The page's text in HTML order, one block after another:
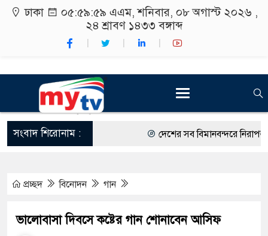
ঢাকা ০৬:০০:০০ এএম, শনিবার, ০৮ অগাস্ট ২০২৬ ,
২৪ শ্রাবণ ১৪৩৩ বঙ্গাব্দ
সংবাদ শিরোনাম : দেশের সব বিমানবন্দরে নিরাপত্তা
প্রচ্ছদ বিনোদন গান
ভালোবাসা দিবসে কষ্টের গান শোনাবেন আসিফ